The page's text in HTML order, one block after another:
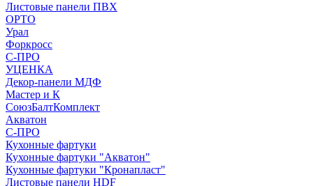
Листовые панели ПВХ
ОРТО
Урал
Форкросс
С-ПРО
УЦЕНКА
Декор-панели МДФ
Мастер и К
СоюзБалтКомплект
Акватон
С-ПРО
Кухонные фартуки
Кухонные фартуки "Акватон"
Кухонные фартуки "Кронапласт"
Листовые панели HDF